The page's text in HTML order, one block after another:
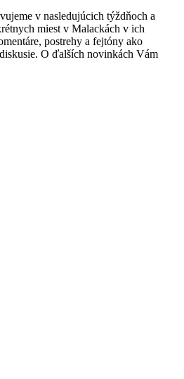
v nasledujúcich týždňoch a
miest v Malackách v ich
postrehy a fejtóny ako
O ďalších novinkách Vám